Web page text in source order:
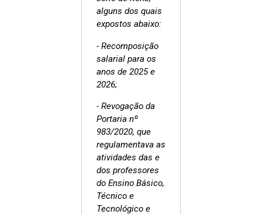
alguns dos quais
expostos abaixo:
- Recomposição
salarial para os
anos de 2025 e
2026;
- Revogação da
Portaria nº
983/2020, que
regulamentava as
atividades das e
dos professores
do Ensino Básico,
Técnico e
Tecnológico e